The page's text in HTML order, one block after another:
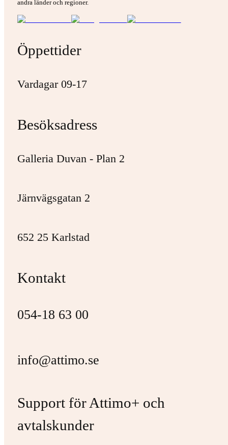
andra länder och regioner.
Öppettider
Vardagar 09-17
Besöksadress
Galleria Duvan - Plan 2
Järnvägsgatan 2
652 25 Karlstad
Kontakt
054-18 63 00
info@attimo.se
Support för Attimo+ och
avtalskunder